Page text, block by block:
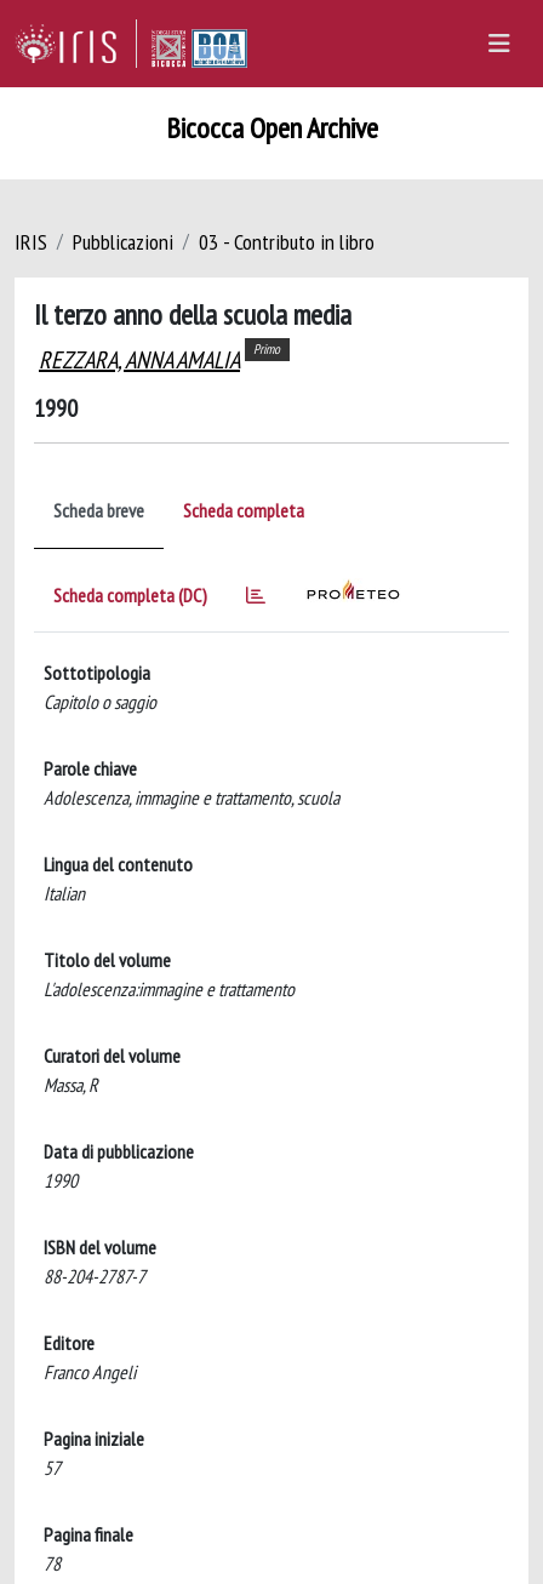
Bicocca Open Archive
IRIS Pubblicazioni 03 - Contributo in libro
Il terzo anno della scuola media
REZZARA, ANNA AMALIA Primo
1990
Scheda breve Scheda completa
Scheda completa (DC)
Sottotipologia
Capitolo o saggio
Parole chiave
Adolescenza, immagine e trattamento, scuola
Lingua del contenuto
Italian
Titolo del volume
L'adolescenza:immagine e trattamento
Curatori del volume
Massa, R
Data di pubblicazione
1990
ISBN del volume
88-204-2787-7
Editore
Franco Angeli
Pagina iniziale
57
Pagina finale
78